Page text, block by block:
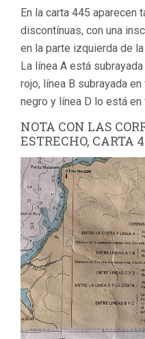
En la carta 445 aparecen
discontínuas, con una
en la parte izquierda de la
La línea A está
rojo, línea B subrayada
negro y línea D lo está en
NOTA CON LAS
ESTRECHO, CARTA